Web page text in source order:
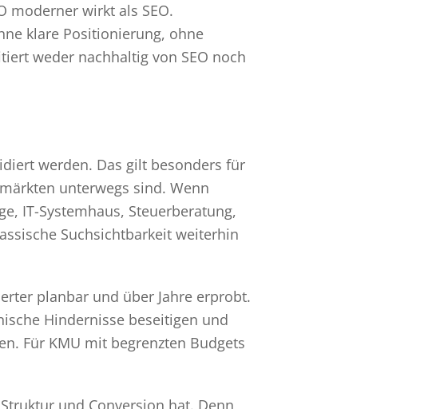
moderner wirkt als SEO.
klare Positionierung, ohne
weder nachhaltig von SEO noch
werden. Das gilt besonders für
unterwegs sind. Wenn
IT-Systemhaus, Steuerberatung,
Suchsichtbarkeit weiterhin
planbar und über Jahre erprobt.
Hindernisse beseitigen und
Für KMU mit begrenzten Budgets
und Conversion hat. Denn